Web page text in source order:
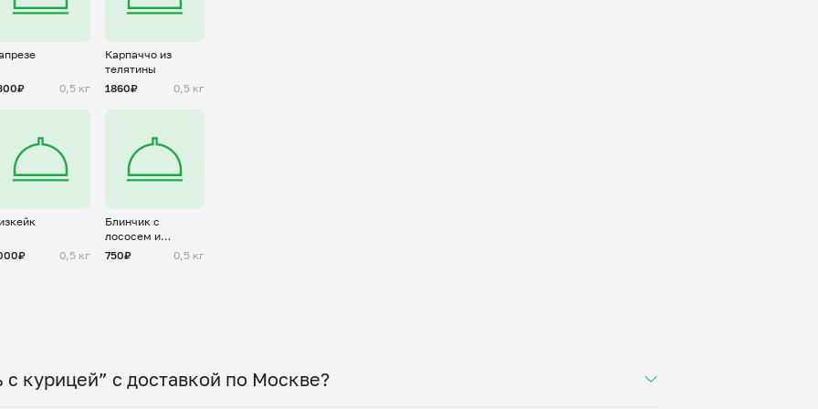
0,5 кг
Карпаччо из
телятины
1860₽
0,5 кг
0,5 кг
Блинчик с
лососем и
творожным
750₽ 0,5 кг
курицей” с доставкой по Москве?